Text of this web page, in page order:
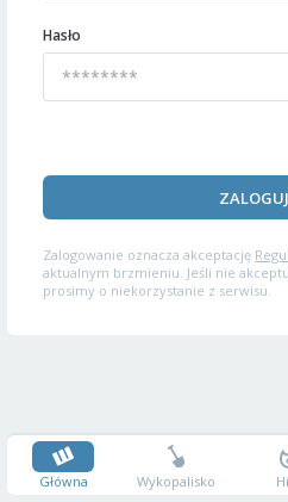
Hasło
Zalogowanie oznacza akceptację
aktualnym brzmieniu. Jeśli nie
prosimy o niekorzystanie z serwisu.
Główna Wykopalisko